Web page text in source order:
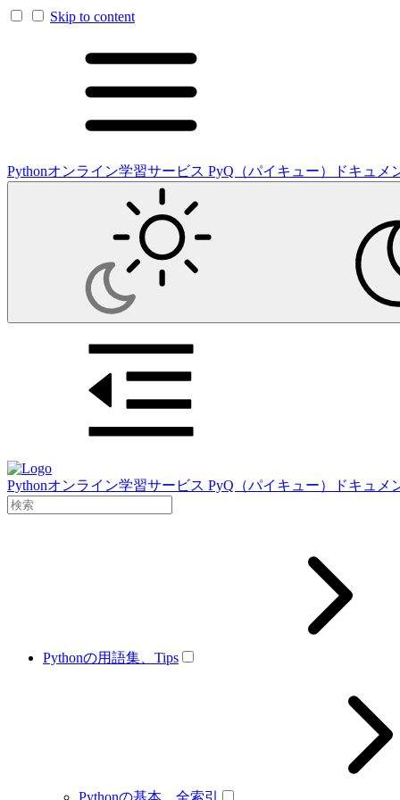
Skip to content
Pythonオンライン学習サービス PyQ（パイキュー）ドキュメ
Pythonオンライン学習サービス PyQ（パイキュー）ドキュメ
Pythonの用語集、Tips
Pythonの基本、全索引